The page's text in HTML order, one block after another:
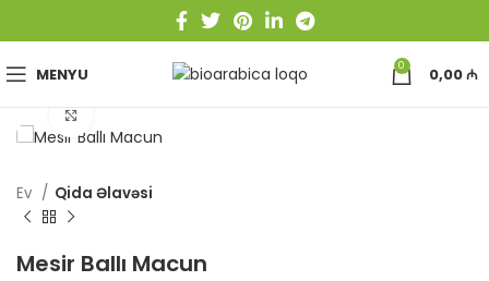
MENYU 0 0,00₼
Ev Qida Əlavəsi
Mesir Ballı Macun